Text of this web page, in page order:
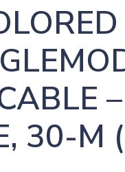
30-M